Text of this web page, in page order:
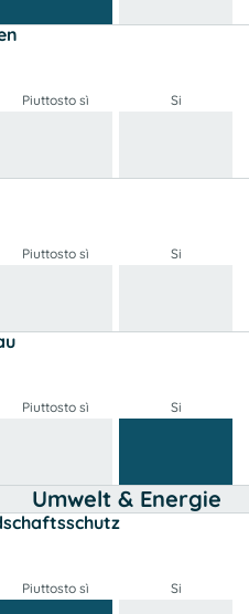
Piuttosto sì Si
Piuttosto sì Si
Piuttosto sì Si
Umwelt & Energie
Piuttosto sì Si